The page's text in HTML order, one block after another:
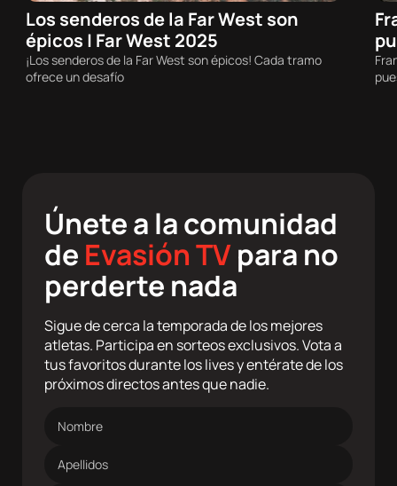
08/08/2026 - 09:29h
MTB
Los senderos de la Far West son
épicos | Far West 2025
¡Los senderos de la Far West son épicos! Cada tramo
ofrece un desafío
Únete a la comunidad
de Evasión TVpara no
perderte nada
Sigue de cerca la temporada de los mejores
atletas. Participa en sorteos exclusivos. Vota a
tus favoritos durante los lives y entérate de los
próximos directos antes que nadie.